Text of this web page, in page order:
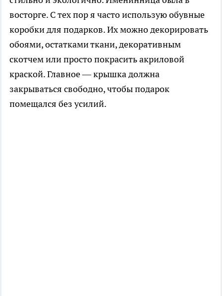
восторге. С тех пор я часто использую обувные
коробки для подарков. Их можно декорировать
обоями, остатками ткани, декоративным
скотчем или просто покрасить акриловой
краской. Главное — крышка должна
закрываться свободно, чтобы подарок
помещался без усилий.